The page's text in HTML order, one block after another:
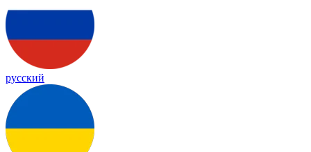
русский